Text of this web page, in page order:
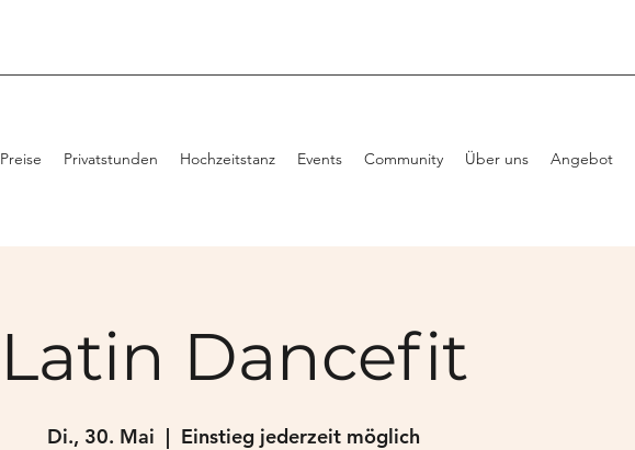
Preise Privatstunden Hochzeitstanz Events Community Über uns Angebot
Latin Dancefit
Di., 30. Mai
  |
Einstieg jederzeit möglich